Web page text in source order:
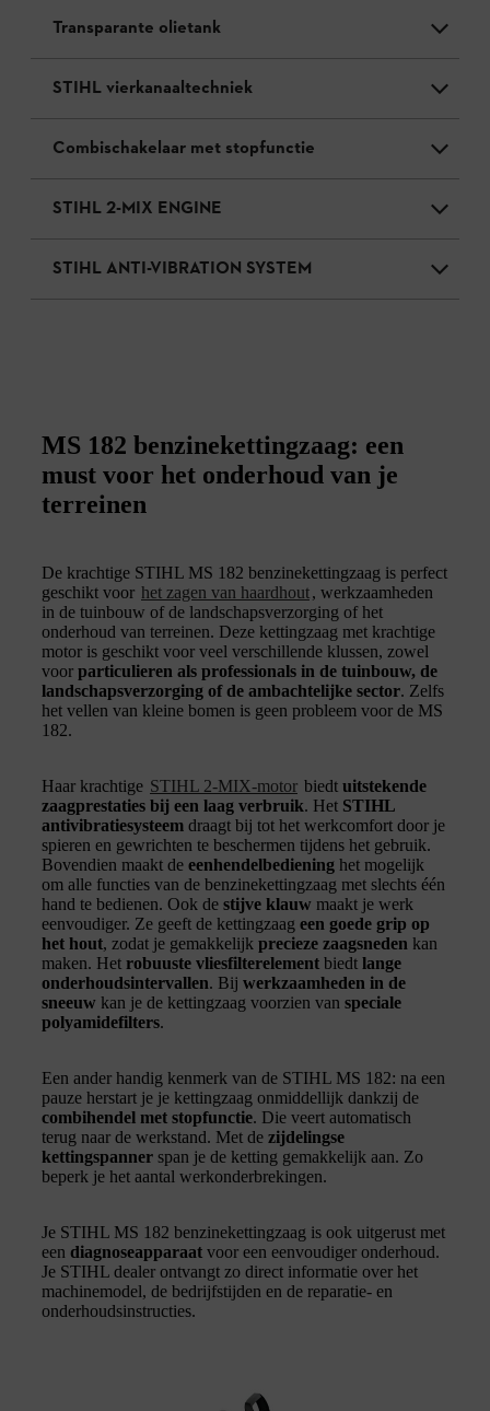
Transparante olietank
STIHL vierkanaaltechniek
Combischakelaar met stopfunctie
STIHL 2-MIX ENGINE
STIHL ANTI-VIBRATION SYSTEM
MS 182 benzinekettingzaag: een
must voor het onderhoud van je
terreinen
De krachtige STIHL MS 182 benzinekettingzaag is perfect
geschikt voor het zagen van haardhout, werkzaamheden
in de tuinbouw of de landschapsverzorging of het
onderhoud van terreinen. Deze kettingzaag met krachtige
motor is geschikt voor veel verschillende klussen, zowel
voor particulieren als professionals in de tuinbouw, de
landschapsverzorging of de ambachtelijke sector. Zelfs
het vellen van kleine bomen is geen probleem voor de MS
182.
Haar krachtige STIHL 2-MIX-motor biedt uitstekende
zaagprestaties bij een laag verbruik. Het STIHL
antivibratiesysteem draagt bij tot het werkcomfort door je
spieren en gewrichten te beschermen tijdens het gebruik.
Bovendien maakt de eenhendelbediening het mogelijk
om alle functies van de benzinekettingzaag met slechts één
hand te bedienen. Ook de stijve klauw maakt je werk
eenvoudiger. Ze geeft de kettingzaag een goede grip op
het hout, zodat je gemakkelijk precieze zaagsneden kan
maken. Het robuuste vliesfilterelement biedt lange
onderhoudsintervallen. Bij werkzaamheden in de
sneeuw kan je de kettingzaag voorzien van speciale
polyamidefilters.
Een ander handig kenmerk van de STIHL MS 182: na een
pauze herstart je je kettingzaag onmiddellijk dankzij de
combihendel met stopfunctie. Die veert automatisch
terug naar de werkstand. Met de zijdelingse
kettingspanner span je de ketting gemakkelijk aan. Zo
beperk je het aantal werkonderbrekingen.
Je STIHL MS 182 benzinekettingzaag is ook uitgerust met
een diagnoseapparaat voor een eenvoudiger onderhoud.
Je STIHL dealer ontvangt zo direct informatie over het
machinemodel, de bedrijfstijden en de reparatie- en
onderhoudsinstructies.